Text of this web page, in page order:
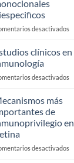
desactivadosen
clínicos en
desactivadosen
más
de
en
desactivadosen